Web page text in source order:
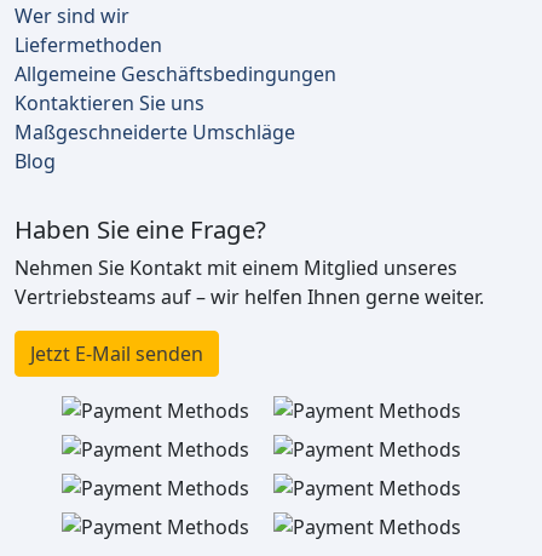
Wer sind wir
Liefermethoden
Allgemeine Geschäftsbedingungen
Kontaktieren Sie uns
Maßgeschneiderte Umschläge
Blog
Haben Sie eine Frage?
Nehmen Sie Kontakt mit einem Mitglied unseres
Vertriebsteams auf – wir helfen Ihnen gerne weiter.
Jetzt E-Mail senden